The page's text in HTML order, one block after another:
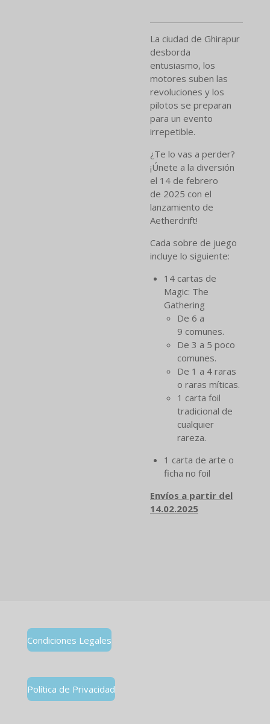
La ciudad de Ghirapur
desborda
entusiasmo, los
motores suben las
revoluciones y los
pilotos se preparan
para un evento
irrepetible.
¿Te lo vas a perder?
¡Únete a la diversión
el 14 de febrero
de 2025 con el
lanzamiento de
Aetherdrift!
Cada sobre de juego
incluye lo siguiente:
14 cartas de
Magic: The
Gathering
De 6 a
9 comunes.
De 3 a 5 poco
comunes.
De 1 a 4 raras
o raras míticas.
1 carta foil
tradicional de
cualquier
rareza.
1 carta de arte o
ficha no foil
Envíos a partir del
14.02.2025
Condiciones Legales
Política de Privacidad